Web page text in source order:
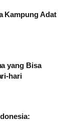
Kampung Adat
yang Bisa
hari